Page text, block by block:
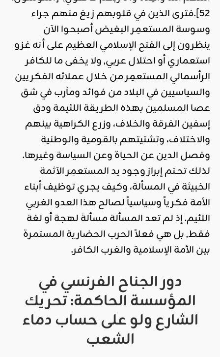
52].فترى الذين في قلوبهم زيغ منهم جراء
وسوسة المستعمِر البغيض أصبحوا الآن
ينظرون إلى الفتح الإسلامي العظيم على أنه غزو
استعماري أو احتلال عربي, ولا يخفى ما للكافر
الرأسمالي المستعمِر من خلال عملائه الفكريين
والسياسيين في البلاد من فوائد ومآرب في شق
عصا المسلمين بهذه الطريقة اللئيمة ودق
إسفين الفرقة والخلاف، وزرع الكراهية بينهم
والاختلاف، وتشتيتهم بالقومية والوطنية
وفصل الدين عن الحياة وعن السياسة وغيرها.
لذلك تحـتم إبراز وجود يد المستعمِر الآثمة
الخبيثة في المسألة، وكيف يجري توظيف أبناء
الأمة فكرياً وسياسياً لصالح هذا العدو الغربي
اللئيم. إذ لم تعد المسألة مسألةَ لهجة أو لغة
فقط, بل هي فعلاً الحرب الحضارية المستمرة
بين الأمة الإسلامية والغرب الكافر.
دور الجناح الفرنسي في
المؤسسة الحاكمة: تحريك
الشارع ولو على حساب دماء
الشعب